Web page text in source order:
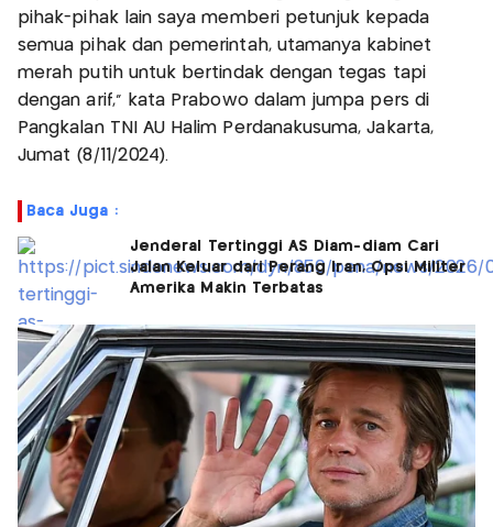
pihak-pihak lain saya memberi petunjuk kepada
semua pihak dan pemerintah, utamanya kabinet
merah putih untuk bertindak dengan tegas tapi
dengan arif," kata Prabowo dalam jumpa pers di
Pangkalan TNI AU Halim Perdanakusuma, Jakarta,
Jumat (8/11/2024).
Baca Juga :
Jenderal Tertinggi AS Diam-diam Cari
Jalan Keluar dari Perang Iran, Opsi Militer
Amerika Makin Terbatas